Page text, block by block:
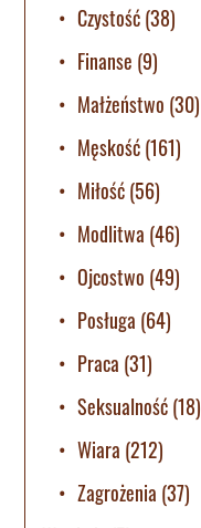
Czystość(38)
Finanse (9)
Małżeństwo (30)
Męskość(161)
Miłość(56)
Modlitwa (46)
Ojcostwo (49)
Posługa (64)
Praca (31)
Seksualność(18)
Wiara (212)
Zagrożenia (37)